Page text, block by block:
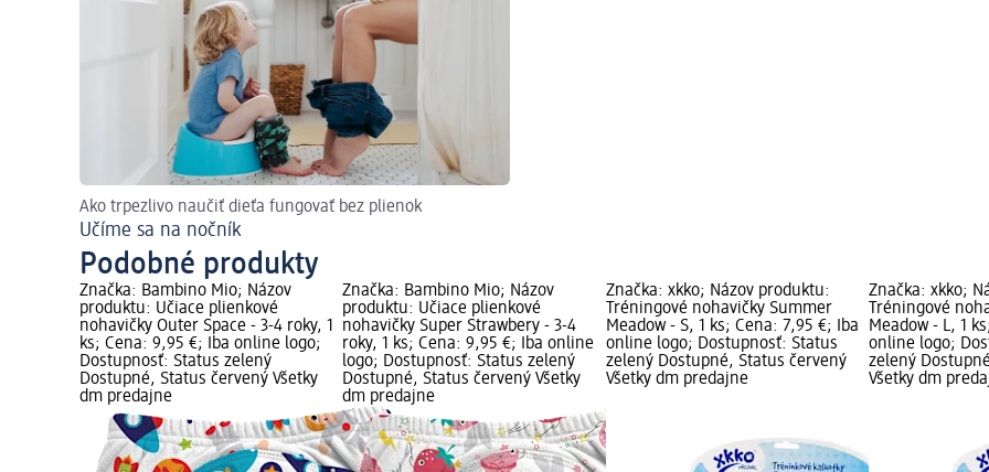
Ako trpezlivo naučiť dieťa fungovať bez plienok
Učíme sa na nočník
Podobné produkty
Značka: Bambino Mio; Názov
produktu: Učiace plienkové
nohavičky Outer Space - 3-4 roky, 1
ks; Cena: 9,95 €; Iba online logo;
Dostupnosť: Status zelený
Dostupné, Status červený Všetky
dm predajne
Značka: Bambino Mio; Názov
produktu: Učiace plienkové
nohavičky Super Strawbery - 3-4
roky, 1 ks; Cena: 9,95 €; Iba online
logo; Dostupnosť: Status zelený
Dostupné, Status červený Všetky
dm predajne
Značka: xkko; Názov produktu:
Tréningové nohavičky Summer
Meadow - S, 1 ks; Cena: 7,95 €; Iba
online logo; Dostupnosť: Status
zelený Dostupné, Status červený
Všetky dm predajne
Značka: xkko;
Tréningové
Meadow - L, 1
online logo;
zelený
Všetky dm